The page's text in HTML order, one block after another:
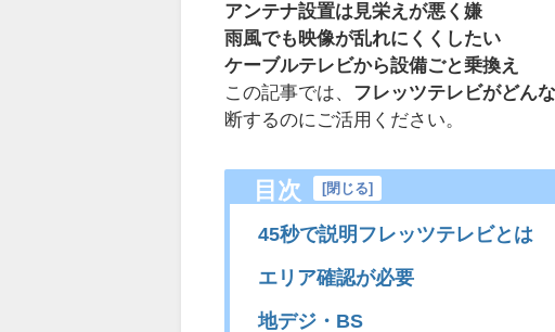
アンテナ設置は見栄えが悪く嫌
雨風でも映像が乱れにくくしたい
ケーブルテレビから設備ごと乗換え
この記事では、 フレッツテレビがどん
断するのにご活用ください。
目次 [閉じる]
45秒で説明フレッツテレビとは
エリア確認が必要
地デジ・BS